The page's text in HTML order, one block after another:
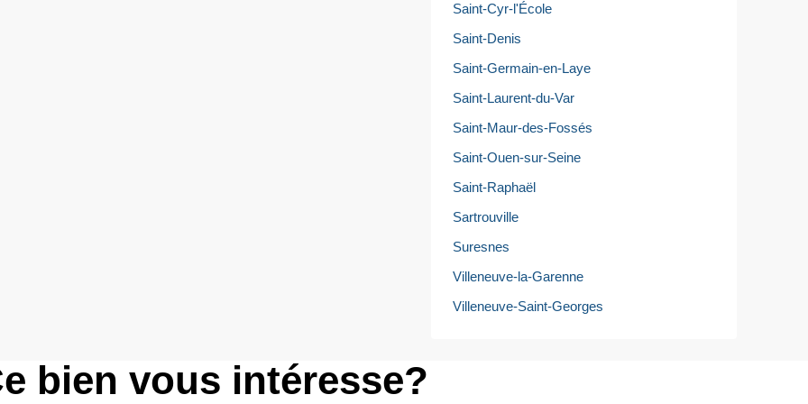
Saint-Cyr-l'École
Saint-Denis
Saint-Germain-en-Laye
Saint-Laurent-du-Var
Saint-Maur-des-Fossés
Saint-Ouen-sur-Seine
Saint-Raphaël
Sartrouville
Suresnes
Villeneuve-la-Garenne
Villeneuve-Saint-Georges
bien vous intéresse?